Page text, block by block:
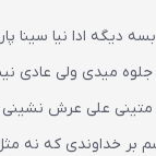
دیگه ادا نیا سینا
جلوه میدی ولی عادی
متینی علی عرش
بر خداوندی که نه